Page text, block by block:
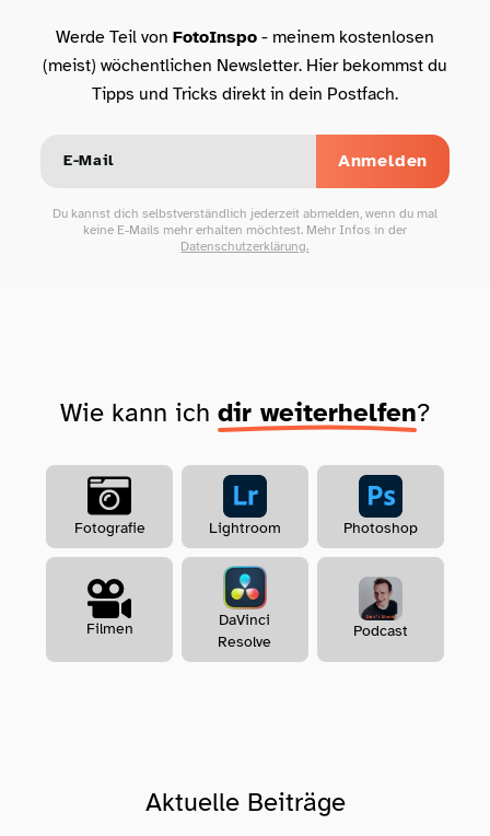
Werde Teil von FotoInspo- meinem kostenlosen
(meist) wöchentlichen Newsletter. Hier bekommst du
Tipps und Tricks direkt in dein Postfach.
Anmelden
Du kannst dich selbstverständlich jederzeit abmelden, wenn du mal
keine E-Mails mehr erhalten möchtest. Mehr Infos in der
Datenschutzerklärung.
Wie kann ich dir weiterhelfen?
Fotografie Lightroom Photoshop
Filmen
DaVinci
Resolve
Podcast
Aktuelle Beiträge